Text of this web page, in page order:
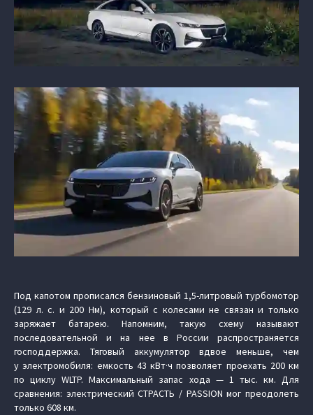
Под капотом прописался бензиновый 1,5-литровый турбомотор
(129 л. с. и 200 Нм), который с колесами не связан и только
заряжает батарею. Напомним, такую схему называют
последовательной и на нее в России распространяется
господдержка. Тяговый аккумулятор вдвое меньше, чем
у электромобиля: емкость 43 кВт·ч позволяет проехать 200 км
по циклу WLTP. Максимальный запас хода — 1 тыс. км. Для
сравнения: электрический СТРАСТЬ / PASSION мог преодолеть
только 608 км.